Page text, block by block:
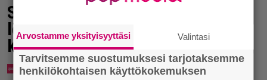
Syötkö perunoita näin? Tutkijat
löysivät yhteyden vakavaan
kansansairauteen
Arvostamme yksityisyyttäsi Valintasi
Tarvitsemme suostumuksesi tarjotaksemme
henkilökohtaisen käyttökokemuksen